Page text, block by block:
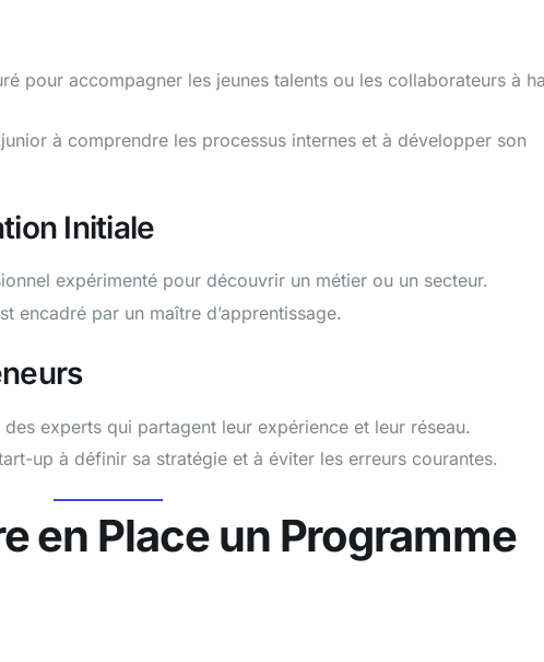
pour accompagner les jeunes talents ou les collaborateurs à
à comprendre les processus internes et à développer son
Initiale
expérimenté pour découvrir un métier ou un secteur.
encadré par un maître d’apprentissage.
experts qui partagent leur expérience et leur réseau.
up à définir sa stratégie et à éviter les erreurs courantes.
en Place un Programme